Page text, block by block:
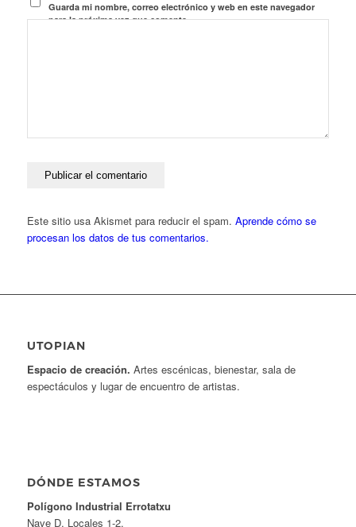
Guarda mi nombre, correo electrónico y web en este navegador
para la próxima vez que comente.
Este sitio usa Akismet para reducir el spam. Aprende cómo se
procesan los datos de tus comentarios.
UTOPIAN
Espacio de creación. Artes escénicas, bienestar, sala de
espectáculos y lugar de encuentro de artistas.
DÓNDE ESTAMOS
Polígono Industrial Errotatxu
Nave D, Locales 1-2,